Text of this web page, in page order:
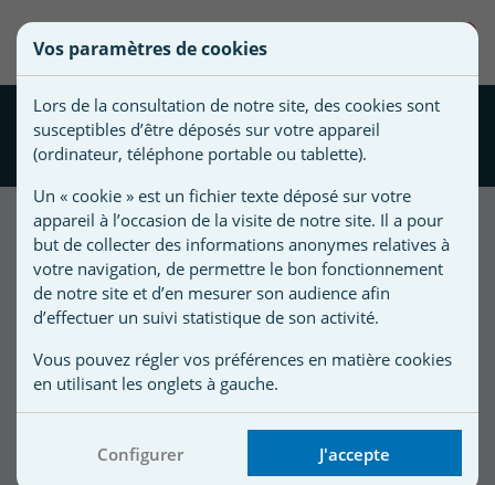
Réchauffeur Analogique
VULCAN 12 kW Tri
Créer une nouvelle liste
une
liste
Nom de
d'envies
Vous
devez
être
connecté
pour
ajouter
des
produits
à
votre
liste
Vos paramètres de cookies
Lors de la consultation de notre site, des cookies sont
susceptibles d’être déposés sur votre appareil
(ordinateur, téléphone portable ou tablette).
Un « cookie » est un fichier texte déposé sur votre
appareil à l’occasion de la visite de notre site. Il a pour
but de collecter des informations anonymes relatives à
votre navigation, de permettre le bon fonctionnement
de notre site et d’en mesurer son audience afin
d’effectuer un suivi statistique de son activité.
Vous pouvez régler vos préférences en matière cookies
en utilisant les onglets à gauche.
Configurer J'accepte